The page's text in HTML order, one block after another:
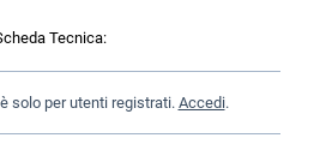
Tecnica:
solo per utenti registrati. Accedi.